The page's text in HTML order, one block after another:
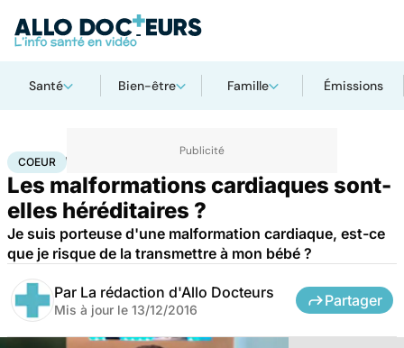
Santé Bien-être Famille Émissions
AccueilSanté Maladies cardiaques
COEUR
Les malformations cardiaques sont-
elles héréditaires ?
Je suis porteuse d'une malformation cardiaque, est-ce
que je risque de la transmettre à mon bébé ?
Par La rédaction d'Allo Docteurs
Mis à jour le 13/12/2016
Partager